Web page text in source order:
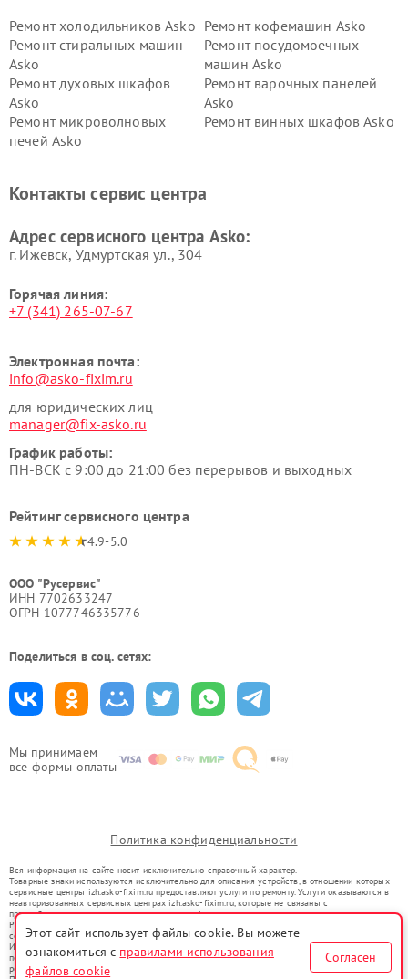
Мы принимаем
все формы оплаты
Ремонт холодильников Asko Ремонт кофемашин Asko
Ремонт стиральных машин
Asko
Ремонт посудомоечных
машин Asko
Ремонт духовых шкафов
Asko
Ремонт варочных панелей
Asko
Ремонт микроволновых
печей Asko
Ремонт винных шкафов Asko
Ремонт подогревателей
Ремонт промышленных
Asko
Контакты сервис центра
Адрес сервисного центра Asko:
г. Ижевск, Удмуртская ул., 304
Горячая линия:
+7 (341) 265-07-67
Электронная почта:
info@asko-fixim.ru
для юридических лиц
manager@fix-asko.ru
График работы:
ПН-ВСК с 9:00 до 21:00 без перерывов и выходных
Рейтинг сервисного центра
4.9-5.0
ООО "Русервис"
ИНН 7702633247
ОГРН 1077746335776
Поделиться в соц. сетях:
Политика конфиденциальности
Вся информация на сайте носит исключительно справочный характер.
Товарные знаки используются исключительно для описания устройств, в отношении которых
сервисные центры izh.asko-fixim.ru предоставляют услуги по ремонту. Услуги оказываются в
неавторизованных сервисных центрах izh.asko-fixim.ru, которые не связаны с
правообладателями товарных знаков или их официальными представителями.
Ремонт осуществляется для устройств, уже введенных в гражданский оборот в соответствии
со статьей 1487 ГК РФ.
Использование товарных знаков не преследует цели индивидуализации услуг или введения
потребителей в заблуждение, а служит для информирования о предоставляемых услугах по
ремонту техники указанных брендов.
Этот сайт использует файлы cookie. Вы можете
ознакомиться с правилами использования
файлов cookie
Согласен